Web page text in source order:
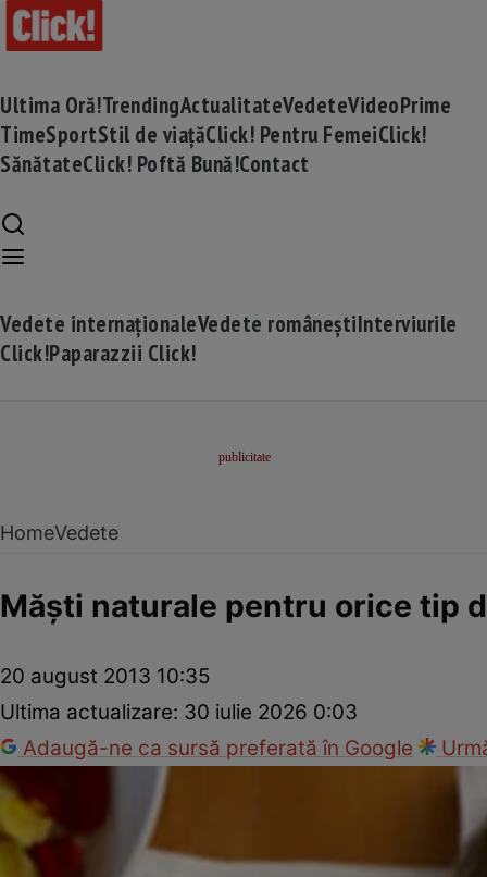
Ultima Oră!TrendingActualitateVedeteVideoPrime
TimeSportStil de viațăClick! Pentru FemeiClick!
SănătateClick! Poftă Bună!Contact
Vedete internaționaleVedete româneștiInterviurile
Click!Paparazzii Click!
HomeVedete
Măşti naturale pentru orice tip
20 august 2013 10:35
Ultima actualizare: 30 iulie 2026 0:03
Adaugă-ne ca sursă preferată în Google